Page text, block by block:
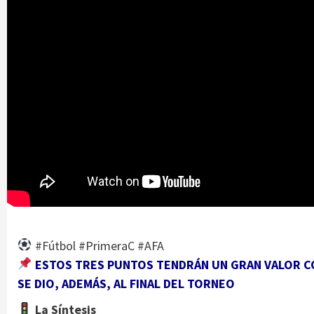
#Fútbol #PrimeraC #AFA
ESTOS TRES PUNTOS TENDRÁN UN GRAN VALOR
SE DIO, ADEMÁS, AL FINAL DEL TORNEO
La Síntesis